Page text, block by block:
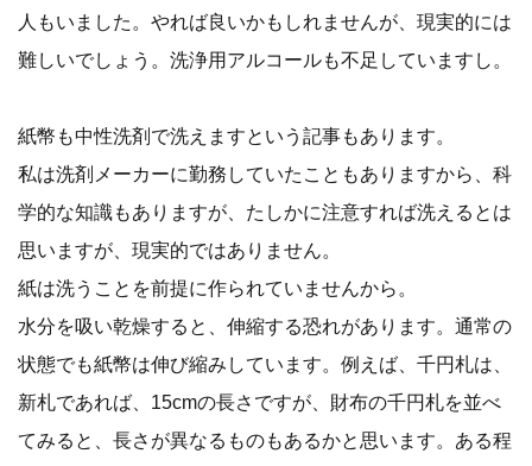
人もいました。やれば良いかもしれませんが、現実的には
難しいでしょう。洗浄用アルコールも不足していますし。
紙幣も中性洗剤で洗えますという記事もあります。
私は洗剤メーカーに勤務していたこともありますから、科
学的な知識もありますが、たしかに注意すれば洗えるとは
思いますが、現実的ではありません。
紙は洗うことを前提に作られていませんから。
水分を吸い乾燥すると、伸縮する恐れがあります。通常の
状態でも紙幣は伸び縮みしています。例えば、千円札は、
新札であれば、15cmの長さですが、財布の千円札を並べ
てみると、長さが異なるものもあるかと思います。ある程